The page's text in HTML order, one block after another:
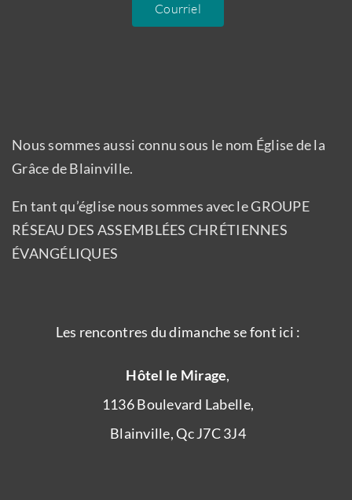
Courriel
Nous sommes aussi connu sous le nom Église de la
Grâce de Blainville.
En tant qu’église nous sommes avec le GROUPE
RÉSEAU DES ASSEMBLÉES CHRÉTIENNES
ÉVANGÉLIQUES
Les rencontres du dimanche se font ici :
Hôtel le Mirage,
1136 Boulevard Labelle,
Blainville, Qc J7C 3J4